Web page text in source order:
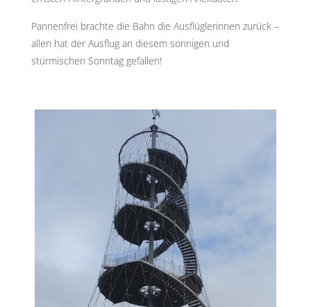
Pannenfrei brachte die Bahn die Ausflüglerinnen zurück –
allen hat der Ausflug an diesem sonnigen und
stürmischen Sonntag gefallen!